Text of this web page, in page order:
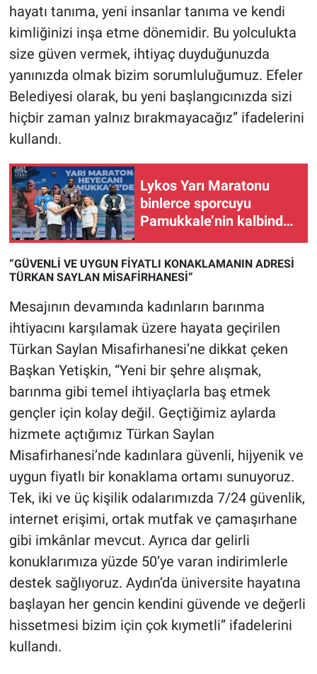
hayatı tanıma, yeni insanlar tanıma ve kendi
kimliğinizi inşa etme dönemidir. Bu yolculukta
size güven vermek, ihtiyaç duyduğunuzda
yanınızda olmak bizim sorumluluğumuz. Efeler
Belediyesi olarak, bu yeni başlangıcınızda sizi
hiçbir zaman yalnız bırakmayacağız” ifadelerini
kullandı.
Lykos Yarı Maratonu
binlerce sporcuyu
Pamukkale’nin kalbinde
“GÜVENLİ VE UYGUN FİYATLI KONAKLAMANIN ADRESİ
TÜRKAN SAYLAN MİSAFİRHANESİ”
Mesajının devamında kadınların barınma
ihtiyacını karşılamak üzere hayata geçirilen
Türkan Saylan Misafirhanesi’ne dikkat çeken
Başkan Yetişkin, “Yeni bir şehre alışmak,
barınma gibi temel ihtiyaçlarla baş etmek
gençler için kolay değil. Geçtiğimiz aylarda
hizmete açtığımız Türkan Saylan
Misafirhanesi’nde kadınlara güvenli, hijyenik ve
uygun fiyatlı bir konaklama ortamı sunuyoruz.
Tek, iki ve üç kişilik odalarımızda 7/24 güvenlik,
internet erişimi, ortak mutfak ve çamaşırhane
gibi imkânlar mevcut. Ayrıca dar gelirli
konuklarımıza yüzde 50’ye varan indirimlerle
destek sağlıyoruz. Aydın’da üniversite hayatına
başlayan her gencin kendini güvende ve değerli
hissetmesi bizim için çok kıymetli” ifadelerini
kullandı.
Ne demişti
Nedir
Popüler
Programlar
Spor
Teknoloji
Türkiye'nin Geleceği
Türkiye'nin Gündemi
Yerel Gündem
Yerel Yaşam
Canlı Yayın